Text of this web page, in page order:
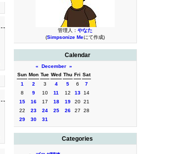
管理人： やなた
(Simpsonize Meにて作成)
Calendar
« December »
Sun Mon Tue Wed Thu Fri Sat
1
2 3 4 5 6
7
8
9 10 11 12 13
14
15
16 17 18 19 20 21
22
23 24 25 26 27
28
29
30 31
Categories